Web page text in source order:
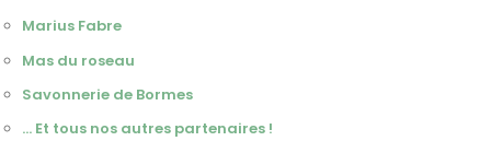
Marius Fabre
Mas du roseau
Savonnerie de Bormes
... Et tous nos autres partenaires !